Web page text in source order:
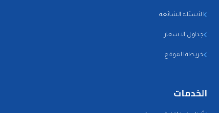
الأسئلة الشائعة
جداول الاسعار
خريطة الموقع
الخدمات